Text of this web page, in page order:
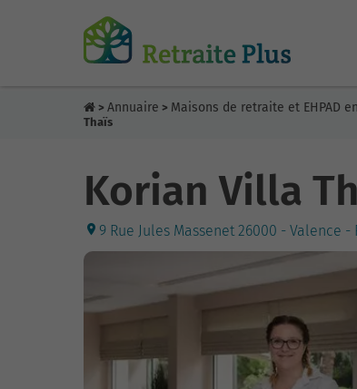
> Annuaire > Maisons de retraite et EHPAD
Thaïs
Korian Villa
9 Rue Jules Massenet 26000 - Valence